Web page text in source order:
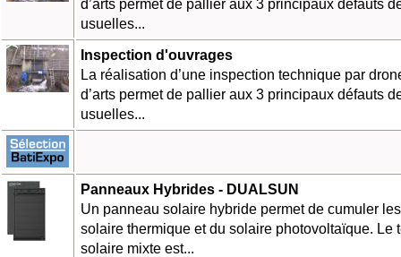
d’arts permet de pallier aux 3 principaux défauts
usuelles...
Inspection d'ouvrages
La réalisation d’une inspection technique par
d’arts permet de pallier aux 3 principaux défauts
usuelles...
Panneaux Hybrides - DUALSUN
Un panneau solaire hybride permet de cumuler
solaire thermique et du solaire photovoltaïque. Le
solaire mixte est...